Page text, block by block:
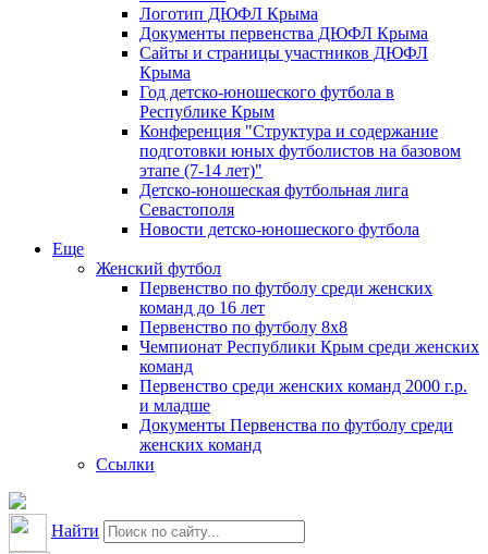
Логотип ДЮФЛ Крыма
Документы первенства ДЮФЛ Крыма
Сайты и страницы участников ДЮФЛ
Крыма
Год детско-юношеского футбола в
Республике Крым
Конференция "Структура и содержание
подготовки юных футболистов на базовом
этапе (7-14 лет)"
Детско-юношеская футбольная лига
Севастополя
Новости детско-юношеского футбола
Еще
Женский футбол
Первенство по футболу среди женских
команд до 16 лет
Первенство по футболу 8х8
Чемпионат Республики Крым среди женских
команд
Первенство среди женских команд 2000 г.р.
и младше
Документы Первенства по футболу среди
женских команд
Ссылки
Найти